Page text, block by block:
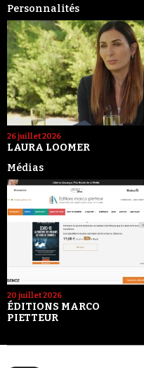
Personnalités
26 juillet 2026
LAURA LOOMER
Médias
20 juillet 2026
ÉDITIONS MARCO
PIETTEUR